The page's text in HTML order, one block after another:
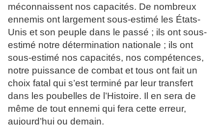
méconnaissent nos capacités. De nombreux
ennemis ont largement sous-estimé les États-
Unis et son peuple dans le passé ; ils ont sous-
estimé notre détermination nationale ; ils ont
sous-estimé nos capacités, nos compétences,
notre puissance de combat et tous ont fait un
choix fatal qui s’est terminé par leur transfert
dans les poubelles de l’Histoire. Il en sera de
même de tout ennemi qui fera cette erreur,
aujourd’hui ou demain.